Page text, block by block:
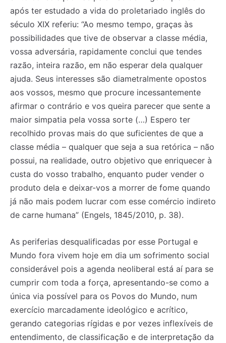
Registe-se na nossa lista de correio e receba mensalmente
no seu email os artigos do mês transacto, ilustrações e
Insira o seu endereço de email e clique para
subscrever:
Registe-se na nossa lista de correio e receba mensalmente
no seu email os artigos do mês transacto, ilustrações e
Insira o seu endereço de email e clique para
subscrever:
após ter estudado a vida do proletariado inglês do
século XIX referiu: “Ao mesmo tempo, graças às
possibilidades que tive de observar a classe média,
vossa adversária, rapidamente conclui que tendes
razão, inteira razão, em não esperar dela qualquer
ajuda. Seus interesses são diametralmente opostos
aos vossos, mesmo que procure incessantemente
afirmar o contrário e vos queira parecer que sente a
maior simpatia pela vossa sorte (…) Espero ter
recolhido provas mais do que suficientes de que a
classe média – qualquer que seja a sua retórica – não
possui, na realidade, outro objetivo que enriquecer à
custa do vosso trabalho, enquanto puder vender o
produto dela e deixar-vos a morrer de fome quando
já não mais podem lucrar com esse comércio indireto
de carne humana” (Engels, 1845/2010, p. 38).
As periferias desqualificadas por esse Portugal e
Mundo fora vivem hoje em dia um sofrimento social
considerável pois a agenda neoliberal está aí para se
cumprir com toda a força, apresentando-se como a
única via possível para os Povos do Mundo, num
exercício marcadamente ideológico e acrítico,
gerando categorias rígidas e por vezes inflexíveis de
entendimento, de classificação e de interpretação da